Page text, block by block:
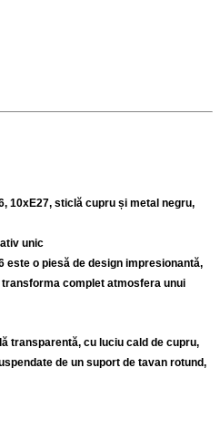
10xE27, sticlă cupru și metal negru,
unic
este o piesă de design impresionantă,
complet atmosfera unui
transparentă, cu luciu cald de cupru,
de un suport de tavan rotund,